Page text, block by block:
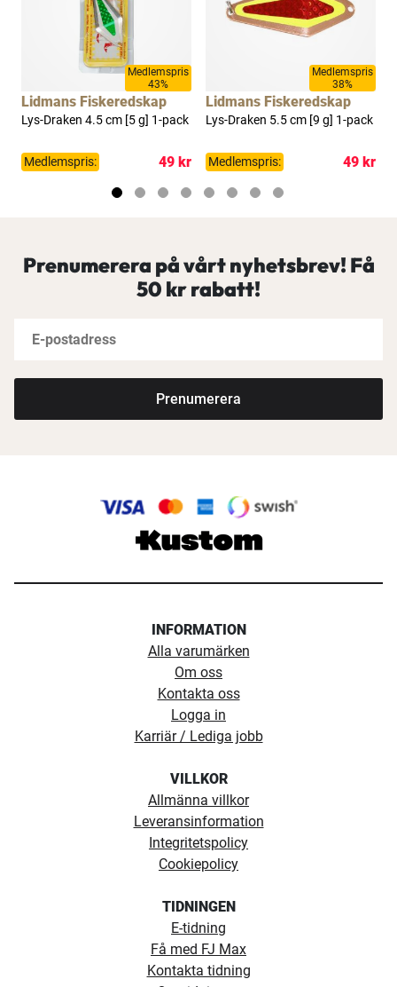
Medlemspris
43%
Tillfällig rea
9%
Lidmans Fiskeredskap
Lys-Draken 4.5 cm [5 g] 1-pack
Medlemspris: 49 kr
Medlemspris
38%
Lidmans Fiskeredskap
Lys-Draken 5.5 cm [9 g] 1-pack
Medlemspris: 49 kr
Prenumerera på vårt nyhetsbrev! Få
50 kr rabatt!
Prenumerera
INFORMATION
Alla varumärken
Om oss
Kontakta oss
Logga in
Karriär / Lediga jobb
VILLKOR
Allmänna villkor
Leveransinformation
Integritetspolicy
Cookiepolicy
TIDNINGEN
E-tidning
Få med FJ Max
Kontakta tidning